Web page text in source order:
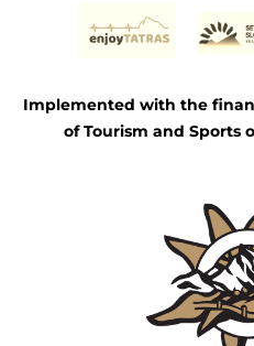
Implemented with the
of Tourism and Sports